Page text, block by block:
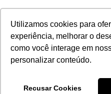
Utilizamos cookies para
experiência, melhorar o
como você interage em
personalizar conteúdo.
Recusar Cookies
conteúdo
Blog